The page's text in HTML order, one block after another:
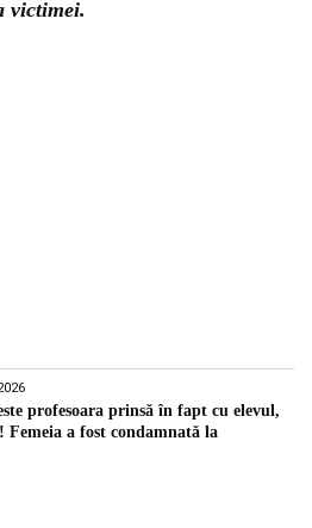
victimei.
profesoara prinsă în fapt cu elevul,
a fost condamnată la